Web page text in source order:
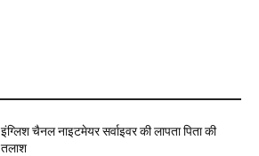
इंग्लिश चैनल नाइटमेयर सर्वाइवर की लापता पिता की
तलाश